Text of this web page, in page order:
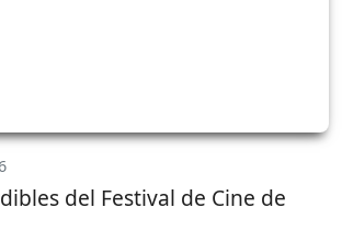
del Festival de Cine de